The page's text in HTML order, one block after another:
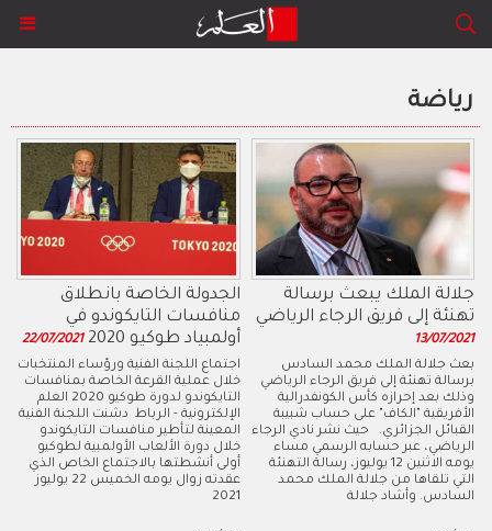
رياضة
الجدولة الخاصة بانطلاق
منافسات التايكوندو في
أولمبياد طوكيو 2020
22/07/2021
اجتماع اللجنة الفنية ورؤساء المنتخبات
خلال عملية القرعة الخاصة بمنافسات
التايكوندو لدورة طوكيو 2020 العلم
الإلكترونية - الرباط دشنت اللجنة الفنية
المعينة لتأطير منافسات التايكوندو
خلال دورة الألعاب الأولمبية لطوكيو
أولى أنشطتها بالاجتماع الخاص الذي
عقدته زوال يومه الخميس 22 يوليوز
2021
جلالة الملك يبعث برسالة
تهنئة إلى فريق الرجاء الرياضي
13/07/2021
​بعث جلالة الملك محمد السادس
برسالة تهنئة إلى فريق الرجاء الرياضي
وذلك بعد إحرازه كأس الكونفدرالية
الأفريقية "الكاف" على حساب شبيبة
القبائل الجزائري. حيث نشر نادي الرجاء
الرياضي، عبر حسابه الرسمي مساء
يومه الاثنين 12 يوليوز، رسالة التهنئة
التي تلقاها من جلالة الملك محمد
السادس. وأشاد جلالة